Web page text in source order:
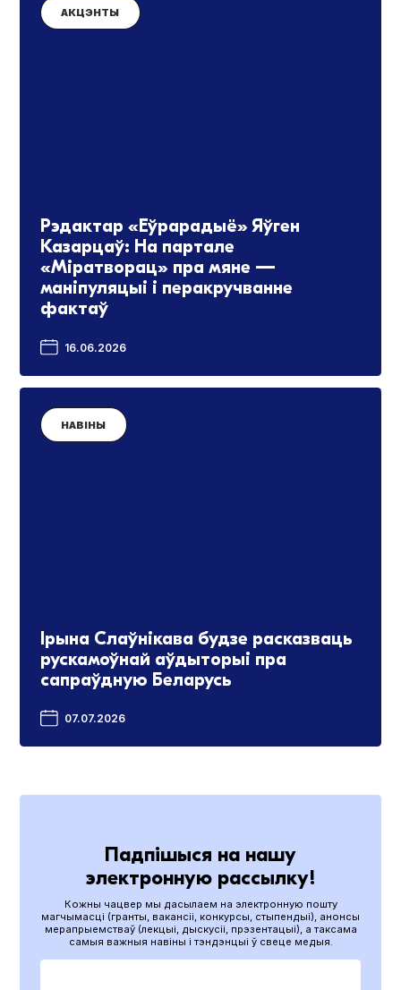
АКЦЭНТЫ
Рэдактар «Еўрарадыё» Яўген
Казарцаў: На партале
«Міратворац» пра мяне —
маніпуляцыі і перакручванне
фактаў
16.06.2026
НАВІНЫ
Ірына Слаўнікава будзе расказваць
рускамоўнай аўдыторыі пра
сапраўдную Беларусь
07.07.2026
Падпішыся на нашу
электронную рассылку!
Кожны чацвер мы дасылаем на электронную пошту
магчымасці (гранты, вакансіі, конкурсы, стыпендыі), анонсы
мерапрыемстваў (лекцыі, дыскусіі, прэзентацыі), а таксама
самыя важныя навіны і тэндэнцыі ў свеце медыя.